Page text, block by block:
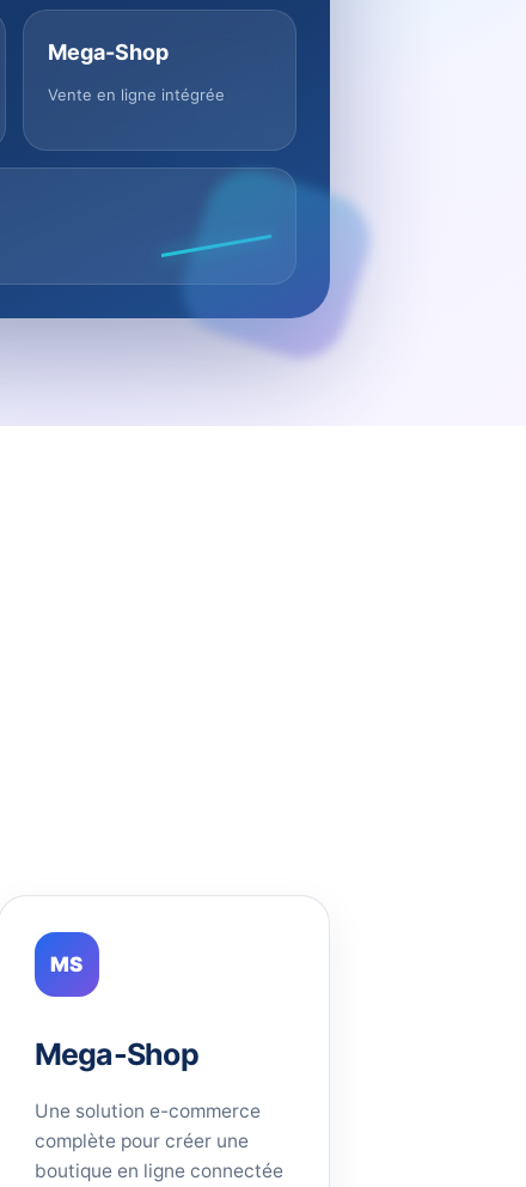
Mega-Shop
Vente en ligne intégrée
MS
Mega-Shop
Une solution e-commerce
complète pour créer une
boutique en ligne connectée